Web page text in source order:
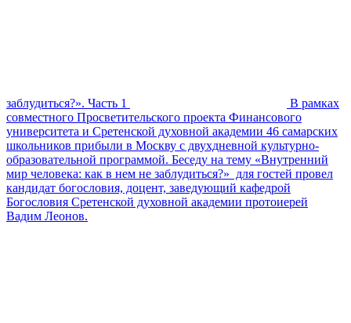
заблудиться?». Часть 1
В рамках
совместного Просветительского проекта Финансового
университета и Сретенской духовной академии 46 самарских
школьников прибыли в Москву с двухдневной культурно-
образовательной программой. Беседу на тему «Внутренний
мир человека: как в нем не заблудиться?» для гостей провел
кандидат богословия, доцент, заведующий кафедрой
Богословия Сретенской духовной академии протоиерей
Вадим Леонов.